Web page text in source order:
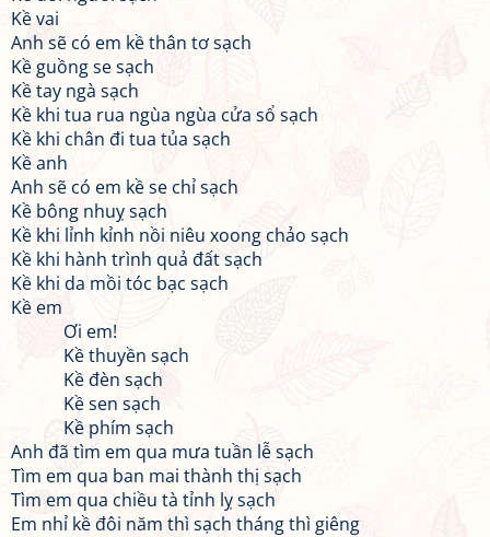
Kề vai
Anh sẽ có em kề thân tơ sạch
Kề guồng se sạch
Kề tay ngà sạch
Kề khi tua rua ngùa ngùa cửa sổ sạch
Kề khi chân đi tua tủa sạch
Kề anh
Anh sẽ có em kề se chỉ sạch
Kề bông nhuỵ sạch
Kề khi lỉnh kỉnh nồi niêu xoong chảo sạch
Kề khi hành trình quả đất sạch
Kề khi da mồi tóc bạc sạch
Kề em
Ơi em!
Kề thuyền sạch
Kề đèn sạch
Kề sen sạch
Kề phím sạch
Anh đã tìm em qua mưa tuần lễ sạch
Tìm em qua ban mai thành thị sạch
Tìm em qua chiều tà tỉnh lỵ sạch
Em nhỉ kề đôi năm thì sạch tháng thì giêng